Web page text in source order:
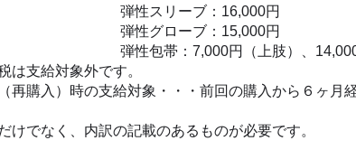
リーブ：16,000円
ローブ：15,000円
：7,000円（上肢）、14,000円
給対象外です。
）時の支給対象・・・前回の購入から６ヶ月経
けでなく、内訳の記載のあるものが必要です。